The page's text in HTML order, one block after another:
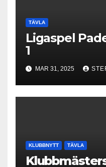
TÄVLA
Ligaspel
1
MAR 31, 2025
KLUBBNYTT TÄVLA